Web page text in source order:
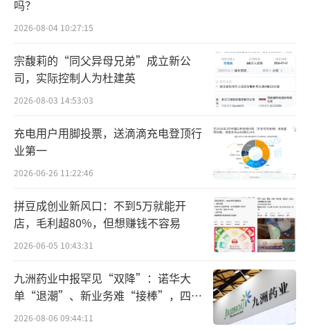
阶段的就有九源基因、华东医药、博唯生物、
四环医药、珠海联邦、齐鲁制药、丽珠集团、
另外，司美格鲁肽注射液生物类似药体重
管理适应症也成为当前研发一大热门。目前，
九源基因、丽珠集团、倍特药业、翰宇药业、
特瑞药业等都已经申请了减重适应症的临床试
验。
监管部门出手规范行业
目前，诺和诺德共有三款司美格鲁肽产品
govy（注射用减重药）和Rybelsus（口服降糖
药）。其中销量最佳的药物，莫过于Wegovy。
吗？
2026-08-04 10:27:15
宗馥莉的“同父异母兄弟”成立新公
司，实际控制人为杜建英
2026-08-03 14:53:03
充电用户用脚投票，送滴滴充电登顶行
业第一
2026-06-26 11:22:46
拼豆成创业新风口：不到5万就能开
店，毛利超80%，但想赚钱不容易
2026-06-05 10:43:31
九洲药业中报罕见“双降”：诺华大
单“退潮”、新业务难“接棒”，四大
难关待闯
2026-08-06 09:44:11